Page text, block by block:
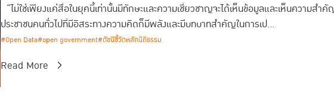
“ไม่ใช่เพียงแค่สื่อในยุคนี้เท่านั้นมีทักษะและความเชี่ยวชาญจะได้เห็นข้อมูลและเห็นความสำ
ประชาชนคนทั่วไปที่มีอิสระทางความคิดก็มีพลังและมีบทบาทสำคัญในการเป...
#Open Data#open government#ดัชนีชี้วัดหลักนิติธรรม
Read More